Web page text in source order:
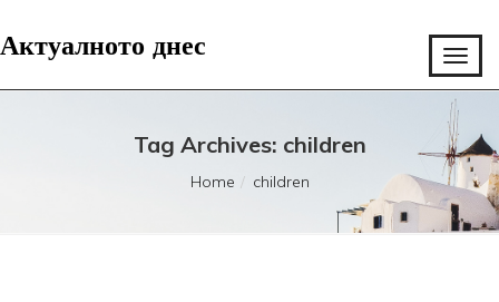
Актуалното днес
Tag Archives: children
Home children